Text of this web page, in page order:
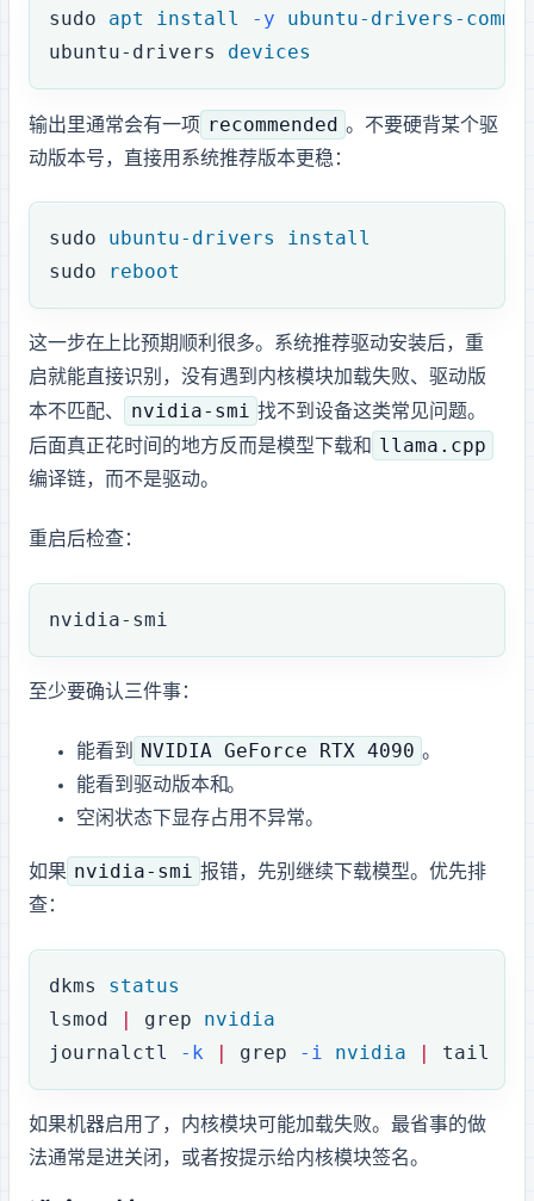
sudo apt install -y ubuntu-drivers-
ubuntu-drivers
devices
输出里通常会有一项 recommended 。不要硬背某个驱
动版本号，直接用系统推荐版本更稳：
sudo ubuntu-drivers
install
sudo reboot
这一步在 Ubuntu 26.04 LTS 上比预期顺利很多。系统推荐驱动安装后，重
启就能直接识别 RTX 4090，没有遇到内核模块加载失败、驱动版
本不匹配、
nvidia-smi 找不到设备这类常见问题。
后面真正花时间的地方反而是模型下载和 llama.cpp
编译链，而不是 NVIDIA 驱动。
重启后检查：
nvidia-smi
至少要确认三件事：
能看到 NVIDIA GeForce RTX 4090 。
能看到驱动版本和 CUDA Version。
空闲状态下显存占用不异常。
如果 nvidia-smi 报错，先别继续下载模型。优先排
查：
dkms
status
lsmod | grep nvidia
journalctl
-k | grep -i nvidia | tail
如果机器启用了 Secure Boot，NVIDIA 内核模块可能加载失败。最省事的做
法通常是进 BIOS 关闭 Secure Boot，或者按 Ubuntu 提示给内核模块签名。